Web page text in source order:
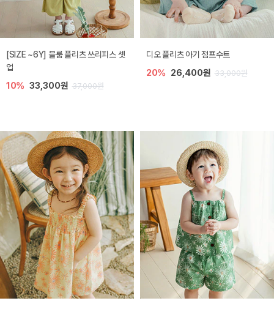
[SIZE ~6Y] 블룸 플리츠 쓰리피스 셋
업
10% 33,300원 37,000원
디오 플리츠 아기 점프수트
20% 26,400원 33,000원